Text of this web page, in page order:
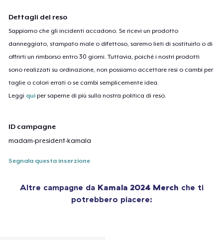
Dettagli del reso
Sappiamo che gli incidenti accadono. Se ricevi un prodotto
danneggiato, stampato male o difettoso, saremo lieti di sostituirlo o di
offrirti un rimborso entro 30 giorni. Tuttavia, poiché i nostri prodotti
sono realizzati su ordinazione, non possiamo accettare resi o cambi per
taglie o colori errati o se cambi semplicemente idea.
Leggi qui per saperne di più sulla nostra politica di reso.
ID campagne
madam-president-kamala
Segnala questa inserzione
Altre campagne da Kamala 2024 Merch che ti
potrebbero piacere: